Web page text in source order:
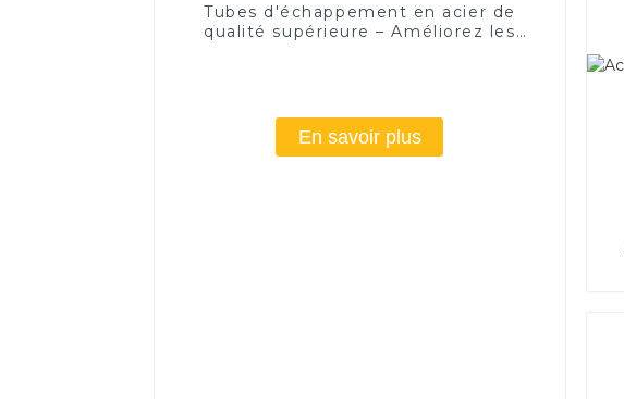
Tubes d'échappement en acier de
qualité supérieure – Améliorez les
En savoir plus